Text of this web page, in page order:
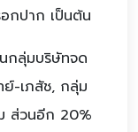
กปาก เป็นต้น
กลุ่มบริษัทจด
-เภสัช, กลุ่ม
ส่วนอีก 20%